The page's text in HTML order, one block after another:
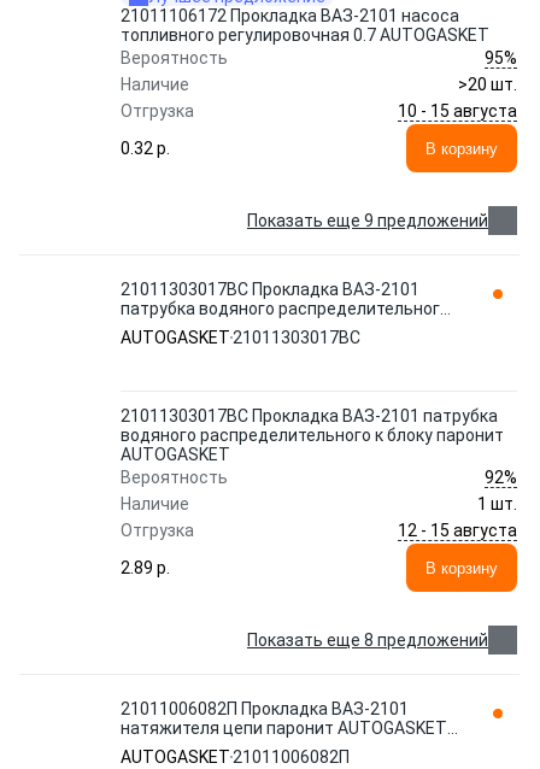
21011106172 Прокладка ВАЗ-2101 насоса
топливного регулировочная 0.7 AUTOGASKET
Вероятность
95%
Наличие
>20 шт.
Отгрузка
10 - 15 августа
0.32 p.
В корзину
Показать еще 9 предложений
21011303017ВС Прокладка ВАЗ-2101
патрубка водяного распределительного
к блоку паронит AUTOGASKET
AUTOGASKET 21011303017ВС
21011303017ВС Прокладка ВАЗ-2101 патрубка
водяного распределительного к блоку паронит
AUTOGASKET
Вероятность
92%
Наличие
1 шт.
Отгрузка
12 - 15 августа
2.89 p.
В корзину
Показать еще 8 предложений
21011006082П Прокладка ВАЗ-2101
натяжителя цепи паронит AUTOGASKET
2101-1006082П ВС
AUTOGASKET 21011006082П